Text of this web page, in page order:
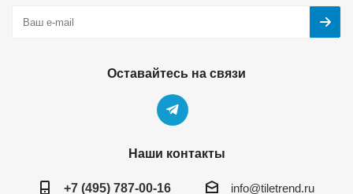
Оставайтесь на связи
Наши контакты
+7 (495) 787-00-16 info@tiletrend.ru